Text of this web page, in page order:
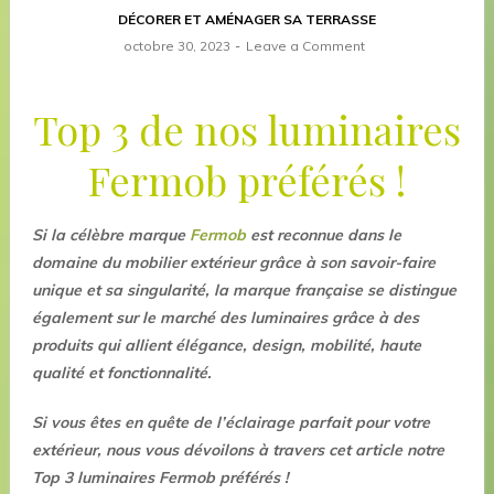
DÉCORER ET AMÉNAGER SA TERRASSE
octobre 30, 2023
Leave a Comment
Top 3 de nos luminaires
Fermob préférés !
Si la célèbre marque Fermobest reconnue dans le
domaine du mobilier extérieur grâce à son savoir-faire
unique et sa singularité, la marque française se distingue
également sur le marché des luminaires grâce à des
produits qui allient élégance, design, mobilité, haute
qualité et fonctionnalité.
Si vous êtes en quête de l’éclairage parfait pour votre
extérieur, nous vous dévoilons à travers cet article notre
Top 3 luminaires Fermob préférés !